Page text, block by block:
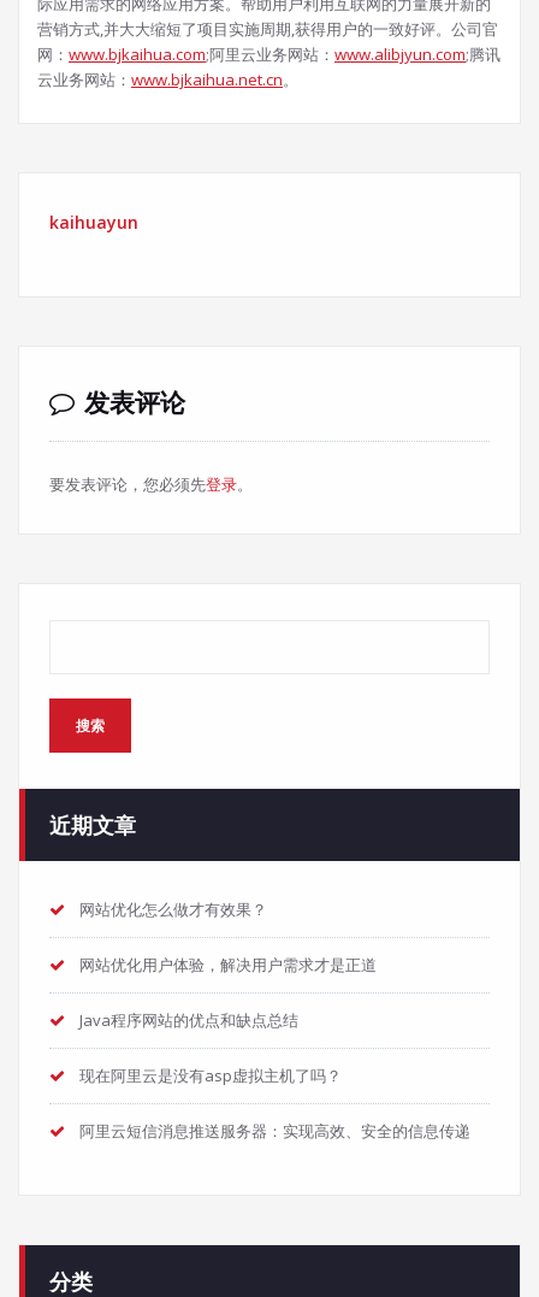
营销方式,并大大缩短了项目实施周期,获得用户的一致好评。公司官
网： www.bjkaihua.com;阿里云业务网站： www.alibjyun.com;腾讯
云业务网站： www.bjkaihua.net.cn。
kaihuayun
发表评论
要发表评论，您必须先登录。
搜索
近期文章
网站优化怎么做才有效果？
网站优化用户体验，解决用户需求才是正道
Java程序网站的优点和缺点总结
现在阿里云是没有asp虚拟主机了吗？
阿里云短信消息推送服务器：实现高效、安全的信息传递
分类